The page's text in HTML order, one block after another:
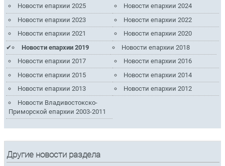
Новости епархии 2025
Новости епархии 2024
Новости епархии 2023
Новости епархии 2022
Новости епархии 2021
Новости епархии 2020
Новости епархии 2019
Новости епархии 2018
Новости епархии 2017
Новости епархии 2016
Новости епархии 2015
Новости епархии 2014
Новости епархии 2013
Новости епархии 2012
Новости Владивостокско-
Приморской епархии 2003-2011
Другие новости раздела